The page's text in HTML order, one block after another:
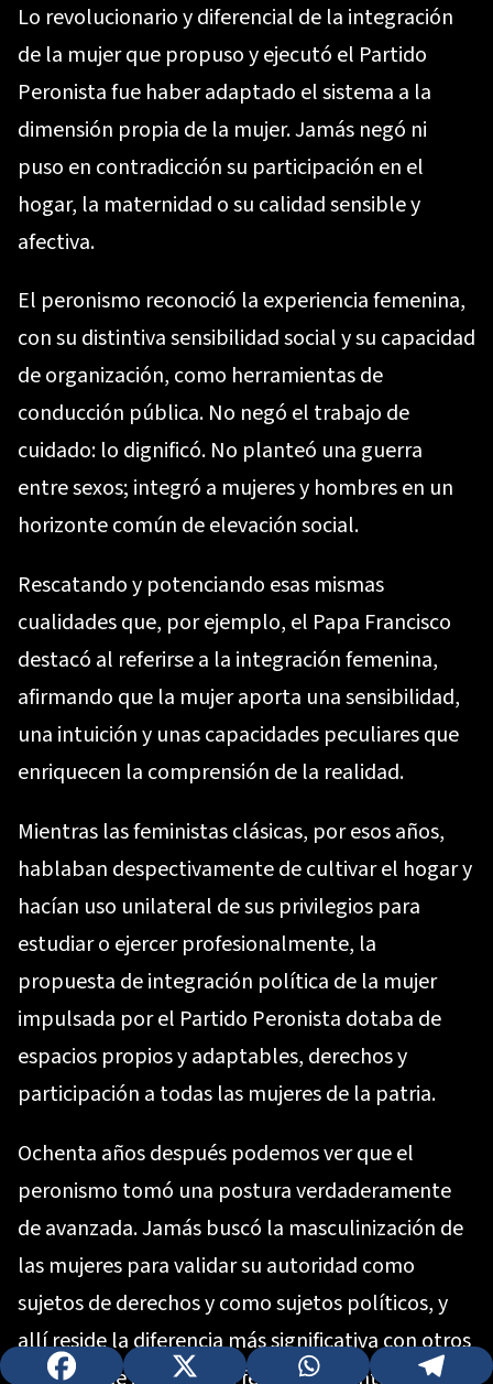
Lo revolucionario y diferencial de la integración
de la mujer que propuso y ejecutó el Partido
Peronista fue haber adaptado el sistema a la
dimensión propia de la mujer. Jamás negó ni
puso en contradicción su participación en el
hogar, la maternidad o su calidad sensible y
afectiva.
El peronismo reconoció la experiencia femenina,
con su distintiva sensibilidad social y su capacidad
de organización, como herramientas de
conducción pública. No negó el trabajo de
cuidado: lo dignificó. No planteó una guerra
entre sexos; integró a mujeres y hombres en un
horizonte común de elevación social.
Rescatando y potenciando esas mismas
cualidades que, por ejemplo, el Papa Francisco
destacó al referirse a la integración femenina,
afirmando que la mujer aporta una sensibilidad,
una intuición y unas capacidades peculiares que
enriquecen la comprensión de la realidad.
Mientras las feministas clásicas, por esos años,
hablaban despectivamente de cultivar el hogar y
hacían uso unilateral de sus privilegios para
estudiar o ejercer profesionalmente, la
propuesta de integración política de la mujer
impulsada por el Partido Peronista dotaba de
espacios propios y adaptables, derechos y
participación a todas las mujeres de la patria.
Ochenta años después podemos ver que el
peronismo tomó una postura verdaderamente
de avanzada. Jamás buscó la masculinización de
las mujeres para validar su autoridad como
sujetos de derechos y como sujetos políticos, y
allí reside la diferencia más significativa con otros